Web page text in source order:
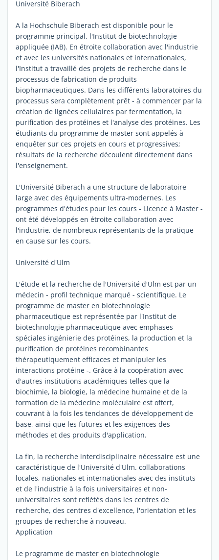
Université Biberach
A la Hochschule Biberach est disponible pour le
programme principal, l'Institut de biotechnologie
appliquée (IAB). En étroite collaboration avec l'industrie
et avec les universités nationales et internationales,
l'Institut a travaillé des projets de recherche dans le
processus de fabrication de produits
biopharmaceutiques. Dans les différents laboratoires du
processus sera complètement prêt - à commencer par la
création de lignées cellulaires par fermentation, la
purification des protéines et l'analyse des protéines. Les
étudiants du programme de master sont appelés à
enquêter sur ces projets en cours et progressives;
résultats de la recherche découlent directement dans
l'enseignement.
L'Université Biberach a une structure de laboratoire
large avec des équipements ultra-modernes. Les
programmes d'études pour les cours - Licence à Master -
ont été développés en étroite collaboration avec
l'industrie, de nombreux représentants de la pratique
en cause sur les cours.
Université d'Ulm
L'étude et la recherche de l'Université d'Ulm est par un
médecin - profil technique marqué - scientifique. Le
programme de master en biotechnologie
pharmaceutique est représentée par l'Institut de
biotechnologie pharmaceutique avec emphases
spéciales ingénierie des protéines, la production et la
purification de protéines recombinantes
thérapeutiquement efficaces et manipuler les
interactions protéine -. Grâce à la coopération avec
d'autres institutions académiques telles que la
biochimie, la biologie, la médecine humaine et de la
formation de la médecine moléculaire est offert,
couvrant à la fois les tendances de développement de
base, ainsi que les futures et les exigences des
méthodes et des produits d'application.
La fin, la recherche interdisciplinaire nécessaire est une
caractéristique de l'Université d'Ulm. collaborations
locales, nationales et internationales avec des instituts
et de l'industrie à la fois universitaires et non-
universitaires sont reflétés dans les centres de
recherche, des centres d'excellence, l'orientation et les
groupes de recherche à nouveau.
Application
Le programme de master en biotechnologie